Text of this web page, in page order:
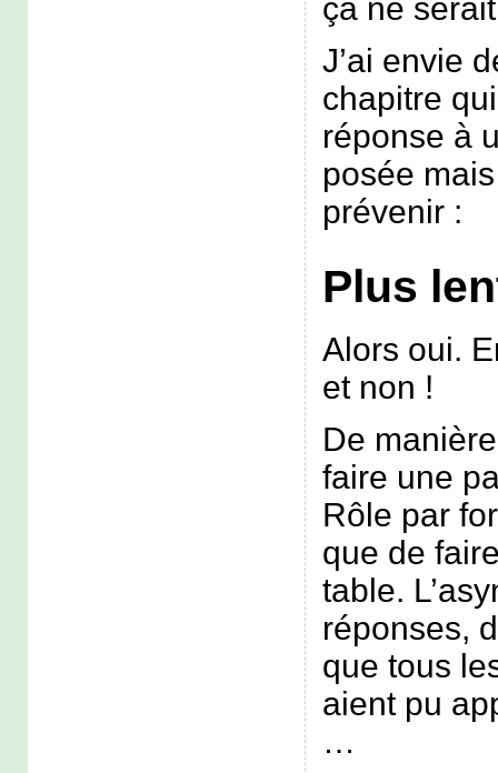
ça ne
J’ai envie
chapitre
réponse à
posée
prévenir :
Plus
Alors oui.
et non !
De
faire une
Rôle par
que de
table.
réponses,
que tous
aient pu
…